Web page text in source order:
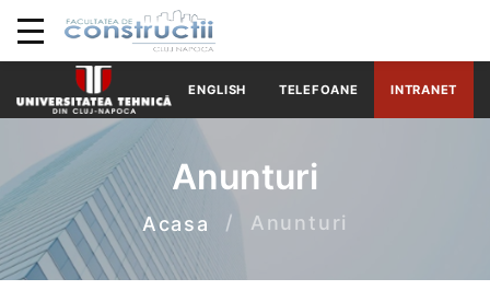
ENGLISH TELEFOANE INTRANET
Anunturi
Acasa Anunturi